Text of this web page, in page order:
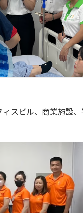
スビル、商業施設